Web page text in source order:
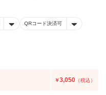
QRコード決済可
￥3,050 （税込）